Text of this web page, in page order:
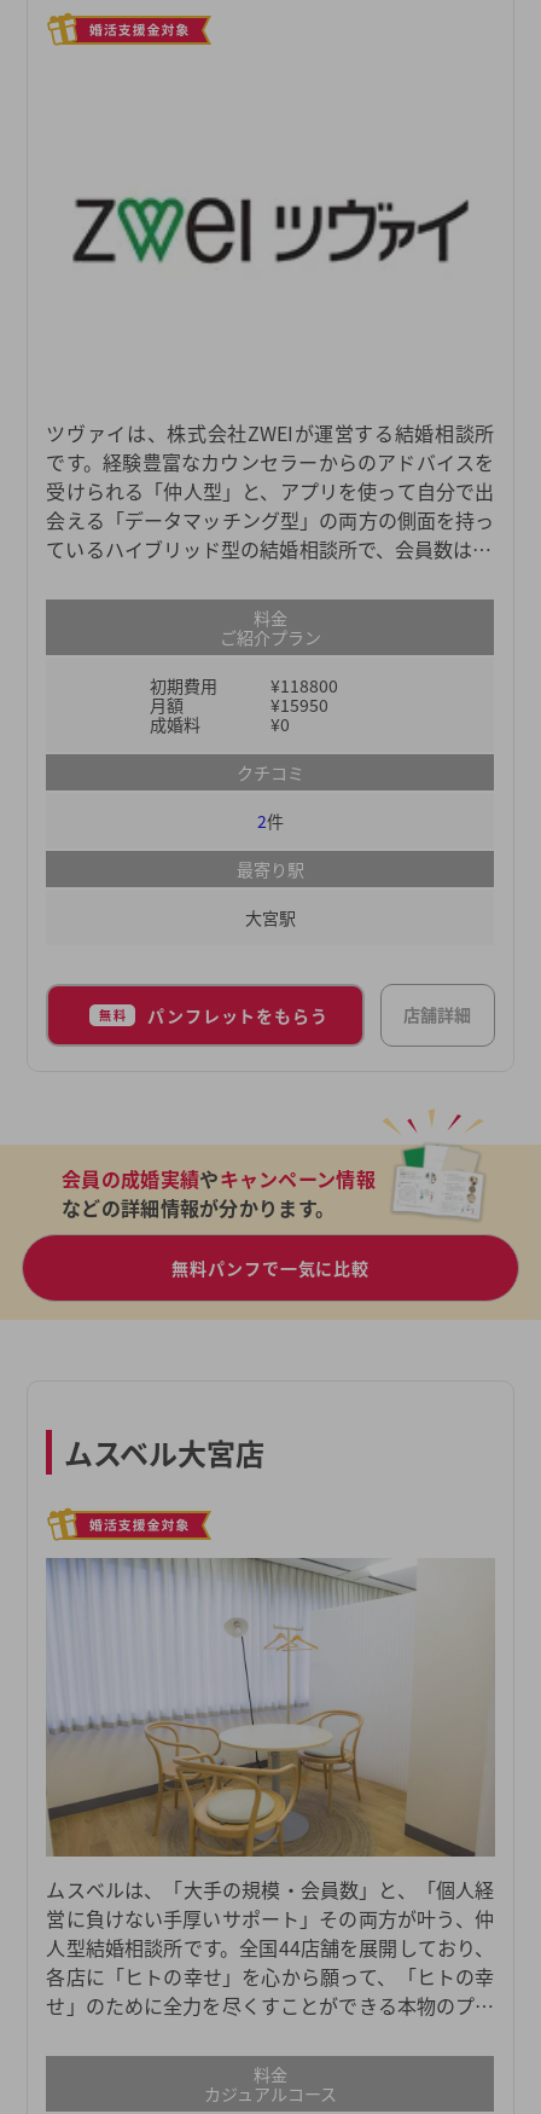
ツヴァイは、株式会社ZWEIが運営する結婚相談所
です。経験豊富なカウンセラーからのアドバイスを
受けられる「仲人型」と、アプリを使って自分で出
会える「データマッチング型」の両方の側面を持っ
ているハイブリッド型の結婚相談所で、会員数は11
婚相談所のなかでも料金体系がリーズナブルで、日
本全国に51店舗もあるため、どこの地域にお住まい
の方でも気軽にご利用いただけます。個人情報の管
理も徹底しているので、安全面を優先したい方にも
おすすめです。多くの会員のなかから、自分に合っ
た結婚相手を探してみてください。
料金
ご紹介プラン
初期費用
¥118800
月額
¥15950
成婚料
¥0
クチコミ
2件
最寄り駅
大宮駅
無料 パンフレットをもらう 店舗詳細
会員の成婚実績やキャンペーン情報
などの詳細情報が分かります。
無料パンフで一気に比較
ムスベル大宮店
ムスベルは、「大手の規模・会員数」と、「個人経
営に負けない手厚いサポート」その両方が叶う、仲
人型結婚相談所です。全国44店舗を展開しており、
各店に「ヒトの幸せ」を心から願って、「ヒトの幸
せ」のために全力を尽くすことができる本物のプロ
りの幸せを真剣に考え、真摯に向き合い、親身に寄
り添い、全力でサポートしているからこそ、これま
料金
カジュアルコース